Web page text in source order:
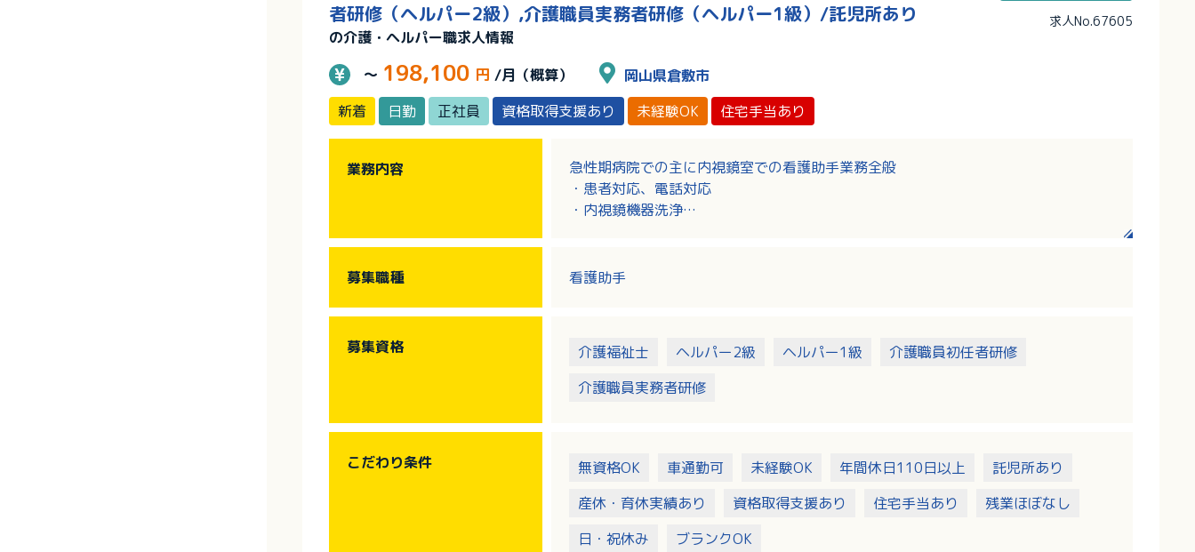
者研修（ヘルパー2級）,介護職員実務者研修（ヘルパー1級）/託児所あり
の介護・ヘルパー職求人情報
～ 198,100 円 /月（概算）
岡山県倉敷市
新着
日勤 正社員 資格取得支援あり 未経験OK 住宅手当あり
求人No.67605
業務内容
急性期病院での主に内視鏡室での看護助手業務全般
・患者対応、電話対応
・内視鏡機器洗浄
おこなっていただく場合もあります
募集職種 看護助手
募集資格 介護福祉士 ヘルパー2級 ヘルパー1級
介護職員初任者研修
介護職員実務者研修
こだわり条件 無資格OK 車通勤可 未経験OK 年間休日110日以上
託児所あり
産休・育休実績あり
資格取得支援あり 住宅手当あり
残業ほぼなし
日・祝休み
ブランクOK